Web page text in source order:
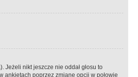
nikt jeszcze nie oddał głosu to
ankietach poprzez zmianę opcji w połowie